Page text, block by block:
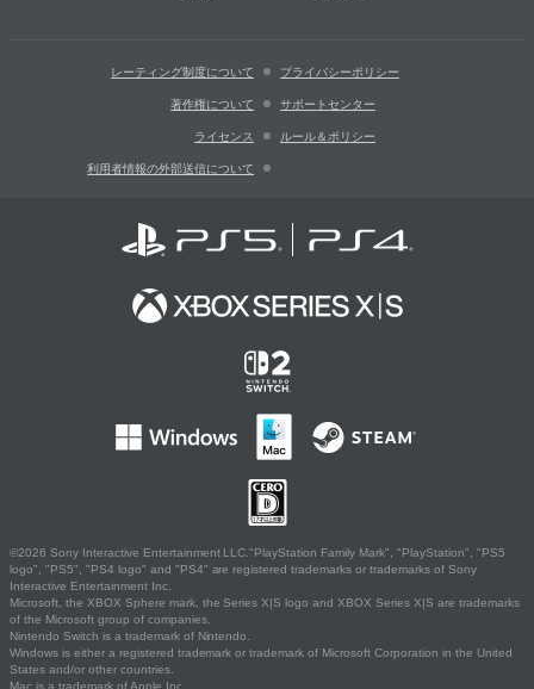
レーティング制度について プライバシーポリシー
著作権について サポートセンター
ライセンス ルール＆ポリシー
利用者情報の外部送信について
©2026 Sony Interactive Entertainment LLC."PlayStation Family Mark", "PlayStation", "PS5
logo", "PS5", "PS4 logo" and "PS4" are registered trademarks or trademarks of Sony
Interactive Entertainment Inc.
Microsoft, the XBOX Sphere mark, the Series X|S logo and XBOX Series X|S are trademarks
of the Microsoft group of companies.
Nintendo Switch is a trademark of Nintendo.
Windows is either a registered trademark or trademark of Microsoft Corporation in the United
States and/or other countries.
Mac is a trademark of Apple Inc.